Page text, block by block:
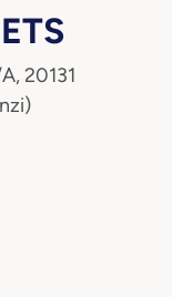
20131